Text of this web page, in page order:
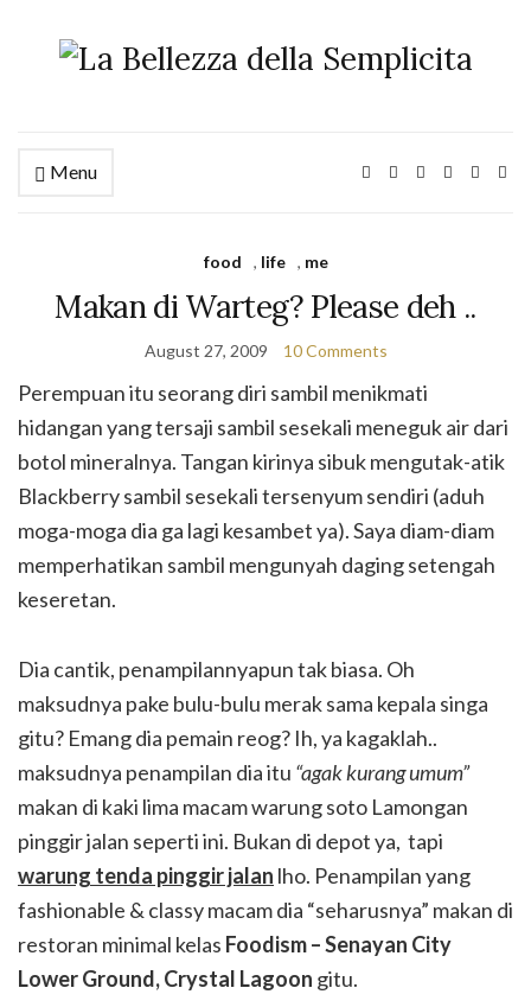
Menu
food , life , me
Makan di Warteg? Please deh ..
August 27, 2009 10 Comments
Perempuan itu seorang diri sambil menikmati
hidangan yang tersaji sambil sesekali meneguk air dari
botol mineralnya. Tangan kirinya sibuk mengutak-atik
Blackberry sambil sesekali tersenyum sendiri (aduh
moga-moga dia ga lagi kesambet ya). Saya diam-diam
memperhatikan sambil mengunyah daging setengah
keseretan.
Dia cantik, penampilannyapun tak biasa. Oh
maksudnya pake bulu-bulu merak sama kepala singa
gitu? Emang dia pemain reog? Ih, ya kagaklah..
maksudnya penampilan dia itu “agak kurang umum”
makan di kaki lima macam warung soto Lamongan
pinggir jalan seperti ini. Bukan di depot ya, tapi
warung tenda pinggir jalan lho. Penampilan yang
fashionable & classy macam dia “seharusnya” makan di
restoran minimal kelas Foodism – Senayan City
Lower Ground, Crystal Lagoon gitu.